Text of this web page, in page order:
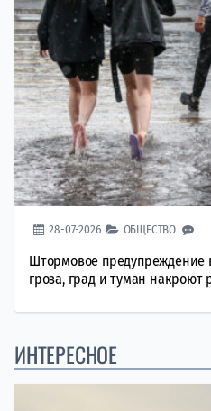
28-07-2026 ОБЩЕСТВО
Штормовое предупреждение
гроза, град и туман накроют
ИНТЕРЕСНОЕ